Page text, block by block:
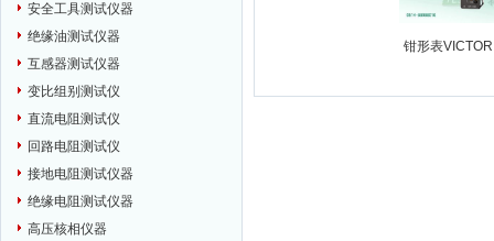
安全工具测试仪器
绝缘油测试仪器
互感器测试仪器
变比组别测试仪
直流电阻测试仪
回路电阻测试仪
接地电阻测试仪器
绝缘电阻测试仪器
高压核相仪器
钳形表